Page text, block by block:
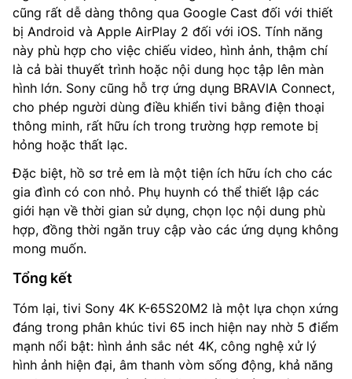
cũng rất dễ dàng thông qua Google Cast đối với thiết
bị Android và Apple AirPlay 2 đối với iOS. Tính năng
này phù hợp cho việc chiếu video, hình ảnh, thậm chí
là cả bài thuyết trình hoặc nội dung học tập lên màn
hình lớn. Sony cũng hỗ trợ ứng dụng BRAVIA Connect,
cho phép người dùng điều khiển tivi bằng điện thoại
thông minh, rất hữu ích trong trường hợp remote bị
hỏng hoặc thất lạc.
Đặc biệt, hồ sơ trẻ em là một tiện ích hữu ích cho các
gia đình có con nhỏ. Phụ huynh có thể thiết lập các
giới hạn về thời gian sử dụng, chọn lọc nội dung phù
hợp, đồng thời ngăn truy cập vào các ứng dụng không
mong muốn.
Tổng kết
Tóm lại, tivi Sony 4K K-65S20M2 là một lựa chọn xứng
đáng trong phân khúc tivi 65 inch hiện nay nhờ 5 điểm
mạnh nổi bật: hình ảnh sắc nét 4K, công nghệ xử lý
hình ảnh hiện đại, âm thanh vòm sống động, khả năng